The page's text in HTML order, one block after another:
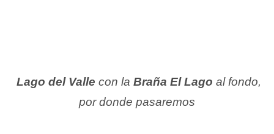
Lago del Valle con la Braña El Lago al fondo,
por donde pasaremos